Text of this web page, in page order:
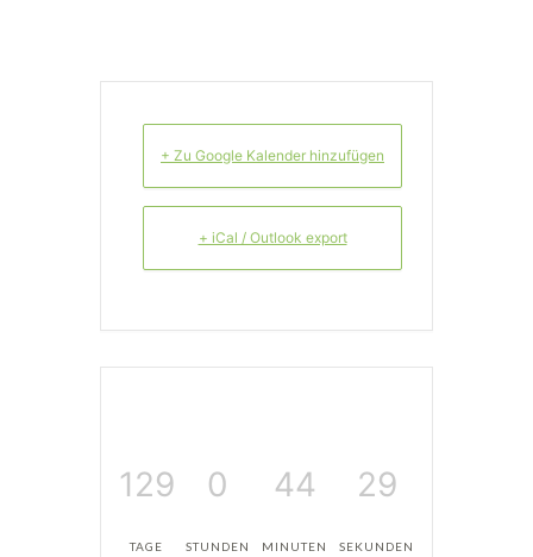
+ Zu Google Kalender hinzufügen
+ iCal / Outlook export
129
TAGE
0
STUNDEN
44
MINUTEN
29
SEKUNDEN